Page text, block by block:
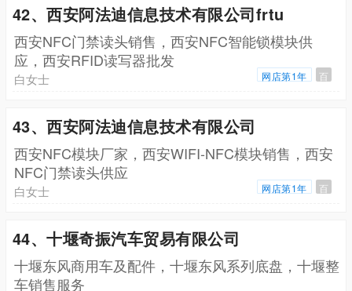
42、西安阿法迪信息技术有限公司frtu
西安NFC门禁读头销售，西安NFC智能锁模块供
应，西安RFID读写器批发
白女士 网店第1年 百
43、西安阿法迪信息技术有限公司
西安NFC模块厂家，西安WIFI-NFC模块销售，西安
NFC门禁读头供应
白女士 网店第1年 百
44、十堰奇振汽车贸易有限公司
十堰东风商用车及配件，十堰东风系列底盘，十堰整
车销售服务